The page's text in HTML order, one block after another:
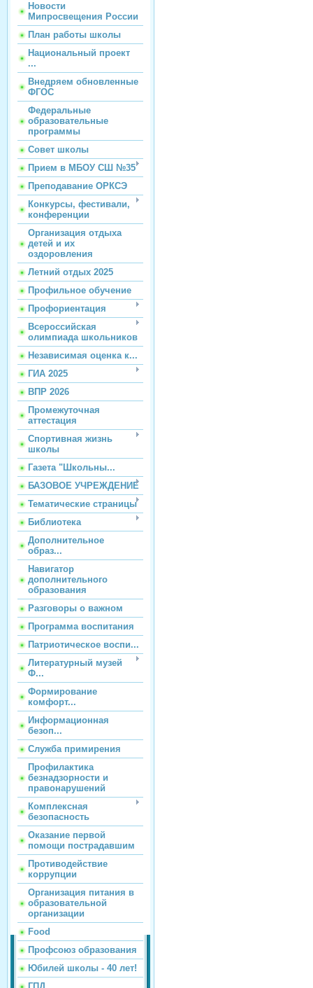
Новости
Мипросвещения России
План работы школы
Национальный проект
...
Внедряем обновленные
ФГОС
Федеральные
образовательные
программы
Совет школы
Прием в МБОУ СШ №35
Преподавание ОРКСЭ
Конкурсы, фестивали,
конференции
Организация отдыха
детей и их
оздоровления
Летний отдых 2025
Профильное обучение
Профориентация
Всероссийская
олимпиада школьников
Независимая оценка к...
ГИА 2025
ВПР 2026
Промежуточная
аттестация
Спортивная жизнь
школы
Газета "Школьны...
БАЗОВОЕ УЧРЕЖДЕНИЕ
Тематические страницы
Библиотека
Дополнительное
образ...
Навигатор
дополнительного
образования
Разговоры о важном
Программа воспитания
Патриотическое воспи...
Литературный музей
Ф...
Формирование
комфорт...
Информационная
безоп...
Служба примирения
Профилактика
безнадзорности и
правонарушений
Комплексная
безопасность
Оказание первой
помощи пострадавшим
Противодействие
коррупции
Организация питания в
образовательной
организации
Food
Профсоюз образования
Юбилей школы - 40 лет!